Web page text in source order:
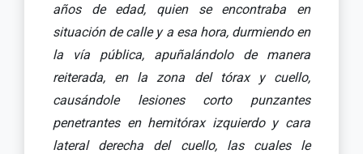
años de edad, quien se encontraba en
situación de calle y a esa hora, durmiendo en
la vía pública, apuñalándolo de manera
reiterada, en la zona del tórax y cuello,
causándole lesiones corto punzantes
penetrantes en hemitórax izquierdo y cara
lateral derecha del cuello, las cuales le